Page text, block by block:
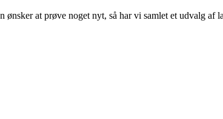
at prøve noget nyt, så har vi samlet et udvalg af